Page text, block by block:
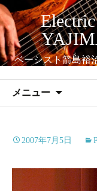
コ
ン
テ
ン
ツ
へ
ベーシスト箭島裕
メニュー
2007年7月5日